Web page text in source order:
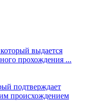
выдается
прохождения ...
подтверждает
происхождением